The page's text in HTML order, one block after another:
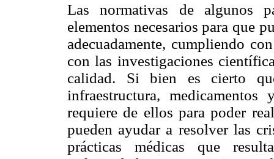
Las normativas de algunos
elementos necesarios para que
adecuadamente, cumpliendo
con las investigaciones
calidad. Si bien es cierto
infraestructura,
requiere de ellos para poder
pueden ayudar a resolver las
prácticas médicas que